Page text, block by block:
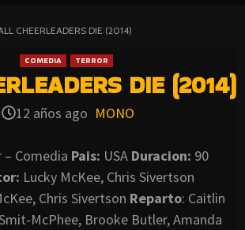
CHEERLEADERS DIE (2014)
COMEDIA TERROR
DIE (2014)
12 años ago MONO
– Comedia Pais: USA Duracion: 90
Lucky McKee, Chris Sivertson
Chris Sivertson Reparto: Caitlin
McPhee, Brooke Butler, Amanda